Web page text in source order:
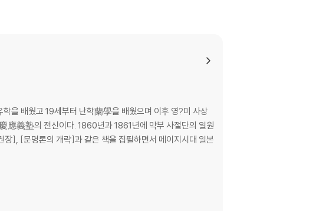
을 배웠고 19세부터 난학蘭學을 배웠으며 이후 영?미 사상
應義塾의 전신이다. 1860년과 1861년에 막부 사절단의 일원
], [문명론의 개략]과 같은 책을 집필하면서 메이지시대 일본